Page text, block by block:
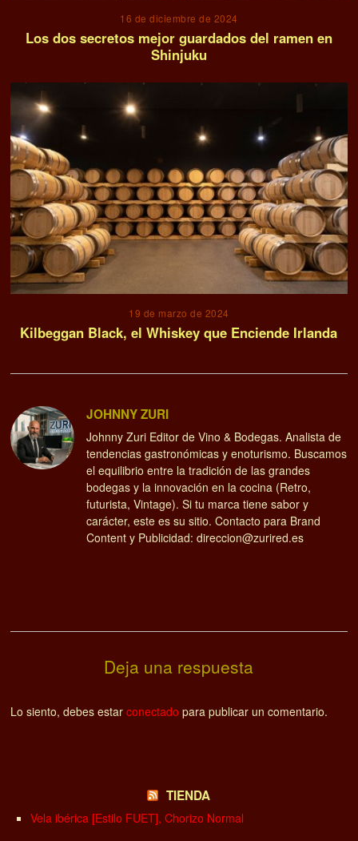
16 de diciembre de 2024
Los dos secretos mejor guardados del ramen en
Shinjuku
19 de marzo de 2024
Kilbeggan Black, el Whiskey que Enciende Irlanda
JOHNNY ZURI
Johnny Zuri Editor de Vino & Bodegas. Analista de
tendencias gastronómicas y enoturismo. Buscamos
el equilibrio entre la tradición de las grandes
bodegas y la innovación en la cocina (Retro,
futurista, Vintage). Si tu marca tiene sabor y
carácter, este es su sitio. Contacto para Brand
Content y Publicidad: direccion@zurired.es
Deja una respuesta
Lo siento, debes estarconectado para publicar un comentario.
TIENDA
Vela ibérica [Estilo FUET], Chorizo Normal